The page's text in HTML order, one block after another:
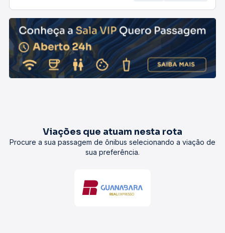
Viações que atuam nesta rota
Procure a sua passagem de ônibus selecionando a viação de
sua preferência.